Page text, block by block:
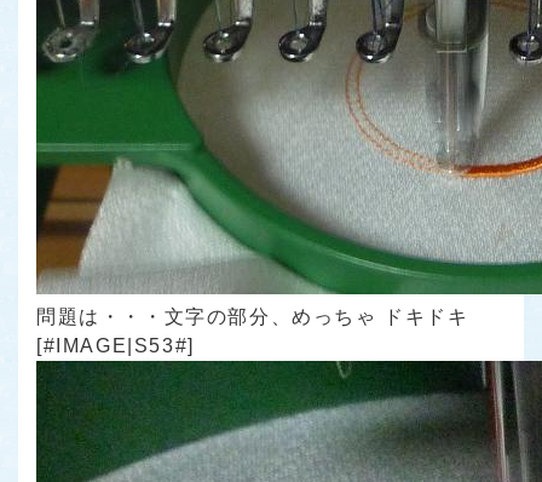
問題は・・・文字の部分、めっちゃ ドキドキ
[#IMAGE|S53#]